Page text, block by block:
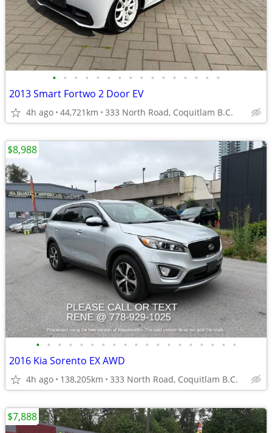
• • • • • • • • • • • • • • • •
2013 Smart Fortwo 2 Door EV
4h ago 44,721km 333 North Road, Coquitlam B.C.
• • • • • • • • • • • • • • • • • • •
2016 Kia Sorento EX AWD
4h ago 138,205km 333 North Road, Coquitlam B.C.
$8,988
$7,888